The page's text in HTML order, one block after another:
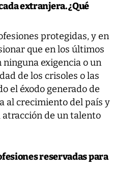
extranjera. ¿Qué
protegidas, y en
que en los últimos
exigencia o un
de los crisoles o las
el éxodo generado de
al crecimiento del país y
atracción de un talento
reservadas para